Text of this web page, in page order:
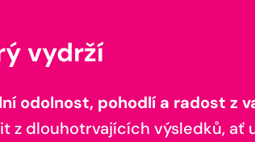
vydrží
odolnost, pohodlí a radost z
z dlouhotrvajících výsledků, ať